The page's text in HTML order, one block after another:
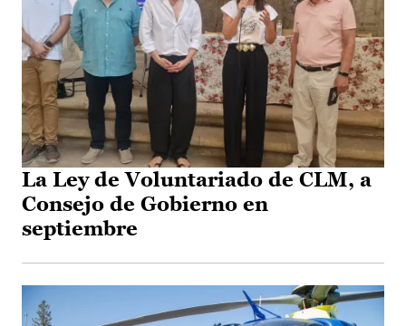
La Ley de Voluntariado de CLM, a
Consejo de Gobierno en
septiembre